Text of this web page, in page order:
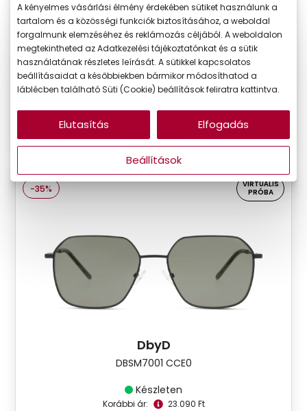
Unofficial
UNSU0075 SSV0
Készleten
Korábbi ár: 28.590 Ft
Akciós ár: 18.584 Ft
Részletek
-35%
VIRTUÁLIS
PRÓBA
DbyD
DBSM7001 CCE0
Készleten
Korábbi ár: 23.090 Ft
A kényelmes vásárlási élmény érdekében sütiket használunk a
tartalom és a közösségi funkciók biztosításához, a weboldal
forgalmunk elemzéséhez és reklámozás céljából. A weboldalon
megtekintheted az Adatkezelési tájékoztatónkat és a sütik
használatának részletes leírását. A sütikkel kapcsolatos
beállításaidat a későbbiekben bármikor módosíthatod a
láblécben található Süti (Cookie) beállítások feliratra kattintva.
Beállítások
Elutasítás Elfogadás